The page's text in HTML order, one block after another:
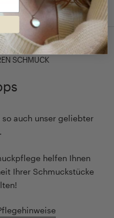
SCHMUCK
auch unser geliebter
helfen Ihnen
Ihrer Schmuckstücke